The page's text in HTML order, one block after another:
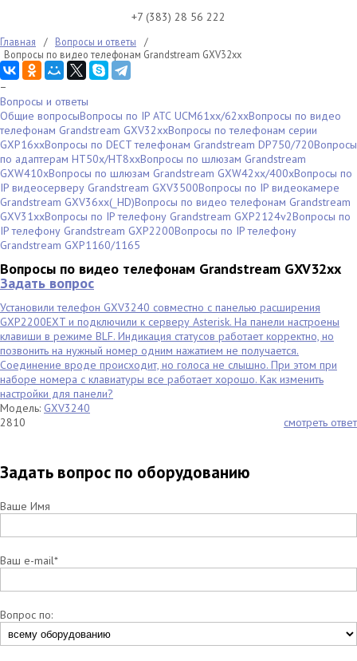
+7 (383) 28 56 222
Главная / Вопросы и ответы
/
Вопросы по видео телефонам Grandstream GXV32xx
−
Вопросы и ответы
Общие вопросыВопросы по IP АТС UCM61xx/62xxВопросы по видео
телефонам Grandstream GXV32xxВопросы по телефонам серии
GXP16xxВопросы по DECT телефонам Grandstream DP750/720Вопросы
по адаптерам НТ50х/HT8xxВопросы по шлюзам Grandstream
GXW410xВопросы по шлюзам Grandstream GXW42xx/400xВопросы по
IP видеосерверу Grandstream GXV3500Вопросы по IP видеокамере
Grandstream GXV36xx(_HD)Вопросы по видео телефонам Grandstream
GXV31xxВопросы по IP телефону Grandstream GXP2124v2Вопросы по
IP телефону Grandstream GXP2200Вопросы по IP телефону
Grandstream GXP1160/1165
Вопросы по видео телефонам Grandstream GXV32xx
Задать вопрос
Установили телефон GXV3240 совместно с панелью расширения
GXP2200EXT и подключили к серверу Asterisk. На панели настроены
клавиши в режиме BLF. Индикация статусов работает корректно, но
позвонить на нужный номер одним нажатием не получается.
Соединение вроде происходит, но голоса не слышно. При этом при
наборе номера с клавиатуры все работает хорошо. Как изменить
настройки для панели?
Модель: GXV3240
2810
смотреть ответ
Задать вопрос по оборудованию
Ваше Имя
Ваш e-mail*
Вопрос по: